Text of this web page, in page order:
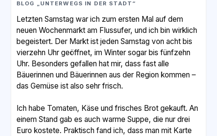
BLOG „UNTERWEGS IN DER STADT“
Letzten Samstag war ich zum ersten Mal auf dem
neuen Wochenmarkt am Flussufer, und ich bin wirklich
begeistert. Der Markt ist jeden Samstag von acht bis
vierzehn Uhr geöffnet, im Winter sogar bis fünfzehn
Uhr. Besonders gefallen hat mir, dass fast alle
Bäuerinnen und Bäuerinnen aus der Region kommen –
das Gemüse ist also sehr frisch.
Ich habe Tomaten, Käse und frisches Brot gekauft. An
einem Stand gab es auch warme Suppe, die nur drei
Euro kostete. Praktisch fand ich, dass man mit Karte